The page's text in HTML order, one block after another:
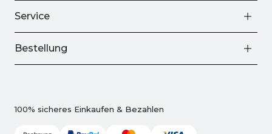
Service
Bestellung
100% sicheres Einkaufen & Bezahlen